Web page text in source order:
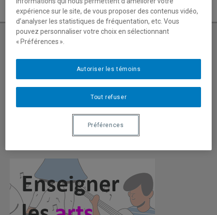
Infolettre du département de musique
Découvrez la communauté du Département
Mobilité étudiante
expérience sur le site, de vous proposer des contenus vidéo,
d’analyser les statistiques de fréquentation, etc. Vous
pouvez personnaliser votre choix en sélectionnant
« Préférences ».
Tout refuser
Autoriser les témoins
Préférences